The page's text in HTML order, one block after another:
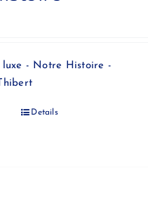
- Notre Histoire -
Details